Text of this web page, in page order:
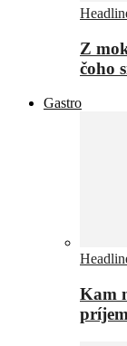
Z
čoho
Gastro
Kam